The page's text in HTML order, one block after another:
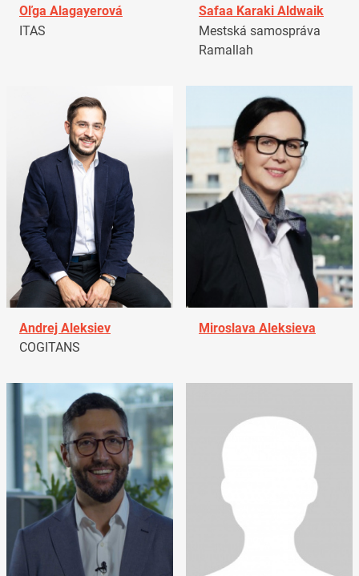
Oľga Alagayerová
ITAS
Safaa Karaki Aldwaik
Mestská samospráva
Ramallah
Andrej Aleksiev
COGITANS
Miroslava Aleksieva